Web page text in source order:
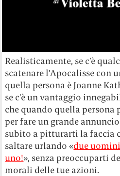
Realisticamente, se c’è
scatenare l’Apocalisse con
quella persona è Joanne
se c’è un vantaggio
che quando quella persona
per fare un grande
subito a pitturarti la faccia
saltare urlando «due
uno!», senza preoccuparti
morali delle tue azioni.